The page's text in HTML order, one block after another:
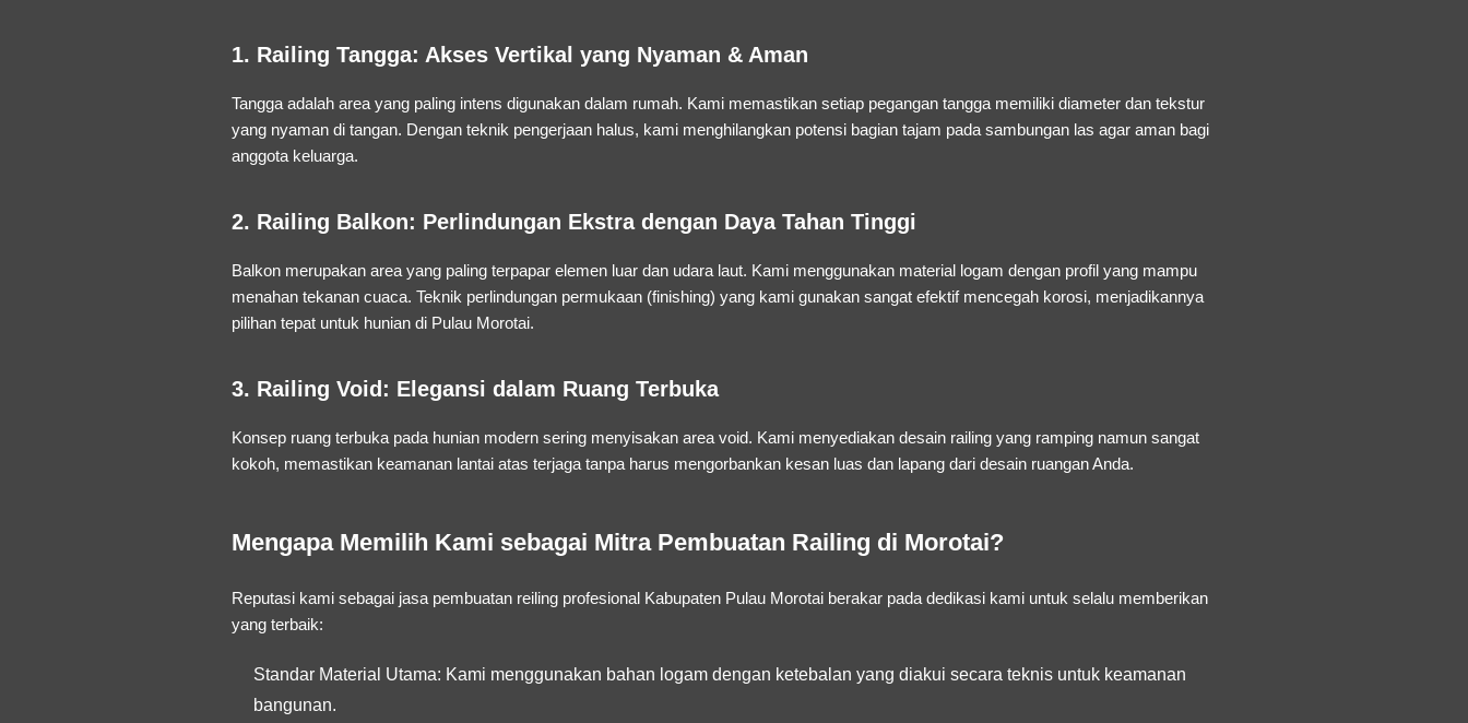
1. Railing Tangga: Akses Vertikal yang Nyaman & Aman
Tangga adalah area yang paling intens digunakan dalam rumah. Kami memastikan setiap pegangan tangga memiliki diameter dan tekstur
yang nyaman di tangan. Dengan teknik pengerjaan halus, kami menghilangkan potensi bagian tajam pada sambungan las agar aman bagi
anggota keluarga.
2. Railing Balkon: Perlindungan Ekstra dengan Daya Tahan Tinggi
Balkon merupakan area yang paling terpapar elemen luar dan udara laut. Kami menggunakan material logam dengan profil yang mampu
menahan tekanan cuaca. Teknik perlindungan permukaan (finishing) yang kami gunakan sangat efektif mencegah korosi, menjadikannya
pilihan tepat untuk hunian di Pulau Morotai.
3. Railing Void: Elegansi dalam Ruang Terbuka
Konsep ruang terbuka pada hunian modern sering menyisakan area void. Kami menyediakan desain railing yang ramping namun sangat
kokoh, memastikan keamanan lantai atas terjaga tanpa harus mengorbankan kesan luas dan lapang dari desain ruangan Anda.
Mengapa Memilih Kami sebagai Mitra Pembuatan Railing di Morotai?
Reputasi kami sebagai jasa pembuatan reiling profesional Kabupaten Pulau Morotaiberakar pada dedikasi kami untuk selalu memberikan
yang terbaik:
Standar Material Utama: Kami menggunakan bahan logam dengan ketebalan yang diakui secara teknis untuk keamanan
bangunan.